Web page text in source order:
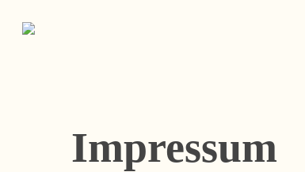
Impressum